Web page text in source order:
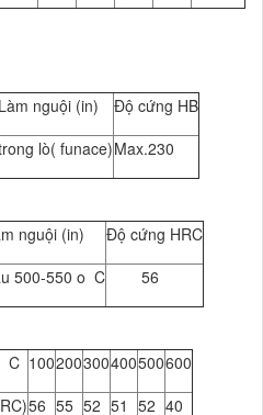
Làm nguội (in)
Độ cứng HB
lò( funace)Max.230
nguội (in)
Độ cứng HRC
500-550 o C 56
C 100200300400500600
56 55 52 51 52 40